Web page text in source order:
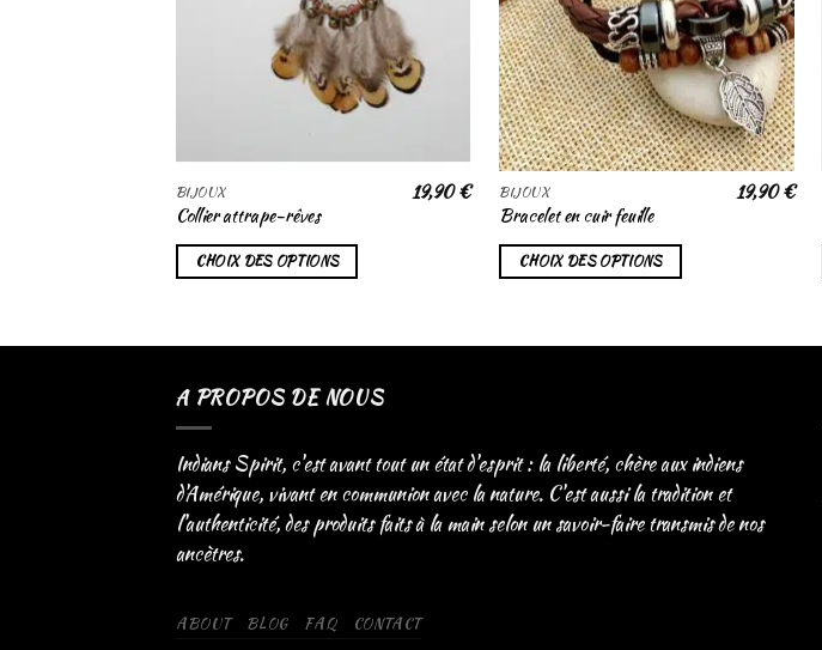
BIJOUX
Collier attrape-rêves
19,90€
CHOIX DES OPTIONS
BIJOUX
Bracelet en cuir feuille
19,90€
CHOIX DES OPTIONS
A PROPOS DE NOUS
Indians Spirit, c'est avant tout un état d'esprit : la liberté, chère aux indiens
d'Amérique, vivant en communion avec la nature. C'est aussi la tradition et
l'authenticité, des produits faits à la main selon un savoir-faire transmis de nos
ancètres.
ABOUT BLOG FAQ CONTACT